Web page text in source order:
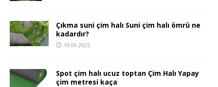
Çıkma suni çim halı Suni çim halı ömrü ne
kadardır?
19.09.2025
Spot çim halı ucuz toptan Çim Halı Yapay
çim metresi kaça